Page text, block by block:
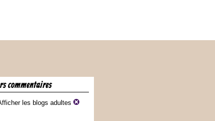
commentaires
les blogs adultes